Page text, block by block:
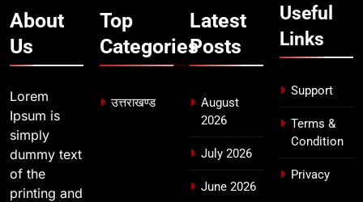
About
Us
Lorem
Ipsum is
simply
dummy text
of the
printing and
Top
Categories
उत्तराखण्ड
Latest
Posts
August
2026
July 2026
June 2026
Useful
Links
Support
Terms &
Condition
Privacy